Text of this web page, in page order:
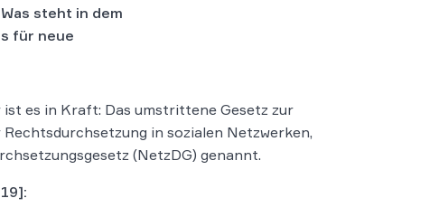
steht in dem
für neue
ist es in Kraft: Das umstrittene Gesetz zur
Rechtsdurchsetzung in sozialen Netzwerken,
(NetzDG) genannt.